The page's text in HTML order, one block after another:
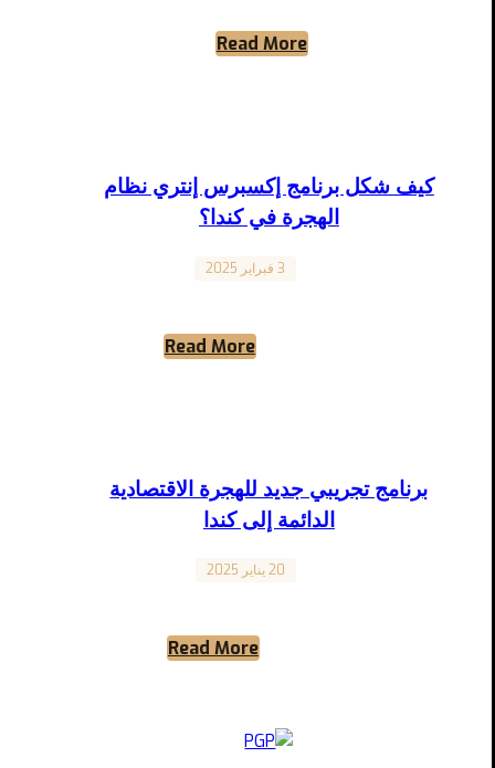
Read More
كيف شكل برنامج إكسبرس إنتري نظام
الهجرة في كندا؟
3 فبراير 2025
Read More
برنامج تجريبي جديد للهجرة الاقتصادية
الدائمة إلى كندا
20 يناير 2025
Read More